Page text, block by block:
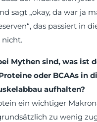
sagt „okay, da war ja
das passiert in
nicht.
Mythen sind, was ist
oder BCAAs in
aufhalten?
ein wichtiger
zu wenig